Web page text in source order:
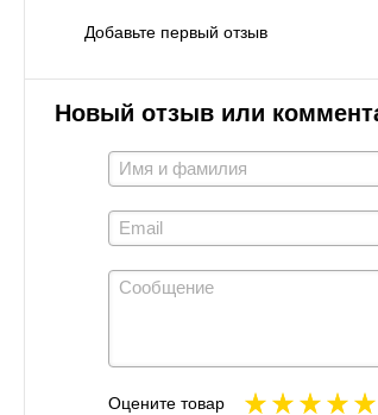
Добавьте первый отзыв
Новый отзыв или
Оцените товар